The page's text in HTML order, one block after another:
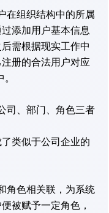
组织结构中的所属
添加用户基本信息
需根据现实工作中
册的合法用户对应
、部门、角色三者
类似于公司企业的
色相关联，为系统
被赋予一定角色，